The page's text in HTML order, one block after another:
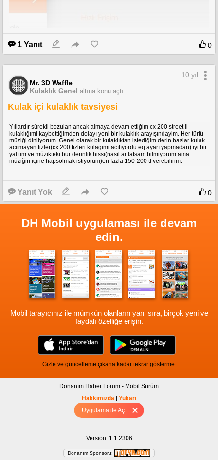
Uygulama ile Aç
Cihaz: iPhone6,2 (9.2)
Sürüm: 2.0 (10484)
1 Yanıt 0
Mr. 3D Waffle
Kulaklık Genel altına konu açtı.
10 yıl
Kulak içi kulaklık tavsiyesi
Yıllardır sürekli bozulan ancak almaya devam ettiğim cx 200 street ii
kulaklığımi kaybettiğimden dolayı yeni bir kulaklık arayışındayim. Her türlü
müziği dinliyorum. Genel olarak bir kulaklıktan istediğim derin baslar kulak
acitmayan tizler(cx 200 tizleri kulagimi acıtıyordu eq ayarı yapmadan) iyi bir
yalıtım ve müzikteki bur derinlik hissi(nasıl anlatsam bilmiyorum ama
müziğin içine hapsolmak istiyorum)en fazla 150-200 tl verebilirim.
Yanıt Yok 0
DH Mobil uygulaması ile devam
edin.
Mobil tarayıcınız ile mümkün olanların yanı sıra, birçok yeni ve
faydalı özelliğe erişin.
Gizle ve güncelleme çıkana kadar tekrar gösterme.
Donanım Haber Forum - Mobil Sürüm
Hakkımızda
Yukarı
Tam sürüm için Tıklayınız
Version: 1.1.2306
Donanım Sponsoru: